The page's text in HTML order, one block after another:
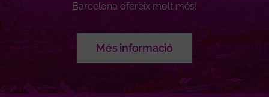
Barcelona ofereix molt més!
Més informació